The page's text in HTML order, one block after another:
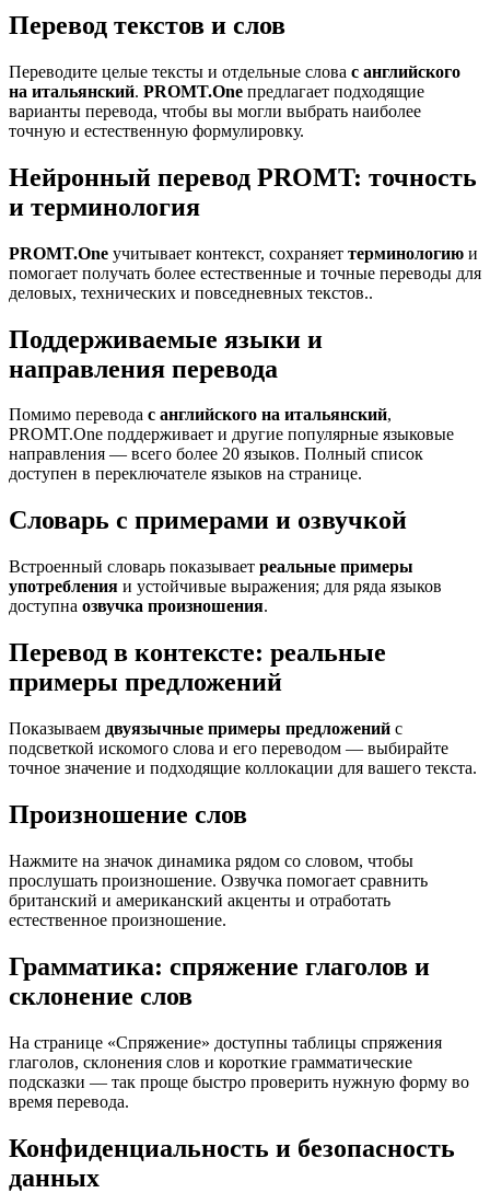
Перевод текстов и слов
Переводите целые тексты и отдельные слова с английского
на итальянский. PROMT.One предлагает подходящие
варианты перевода, чтобы вы могли выбрать наиболее
точную и естественную формулировку.
Нейронный перевод PROMT: точность
и терминология
PROMT.One учитывает контекст, сохраняет терминологию и
помогает получать более естественные и точные переводы для
деловых, технических и повседневных текстов..
Поддерживаемые языки и
направления перевода
Помимо перевода с английского на итальянский,
PROMT.One поддерживает и другие популярные языковые
направления — всего более 20 языков. Полный список
доступен в переключателе языков на странице.
Словарь с примерами и озвучкой
Встроенный словарь показывает реальные примеры
употребления и устойчивые выражения; для ряда языков
доступна озвучка произношения.
Перевод в контексте: реальные
примеры предложений
Показываем двуязычные примеры предложений с
подсветкой искомого слова и его переводом — выбирайте
точное значение и подходящие коллокации для вашего текста.
Произношение слов
Нажмите на значок динамика рядом со словом, чтобы
прослушать произношение. Озвучка помогает сравнить
британский и американский акценты и отработать
естественное произношение.
Грамматика: спряжение глаголов и
склонение слов
На странице «Спряжение» доступны таблицы спряжения
глаголов, склонения слов и короткие грамматические
подсказки — так проще быстро проверить нужную форму во
время перевода.
Конфиденциальность и безопасность
данных